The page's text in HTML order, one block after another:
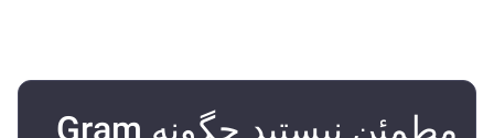
مطمئن نیستید چگونه Gram